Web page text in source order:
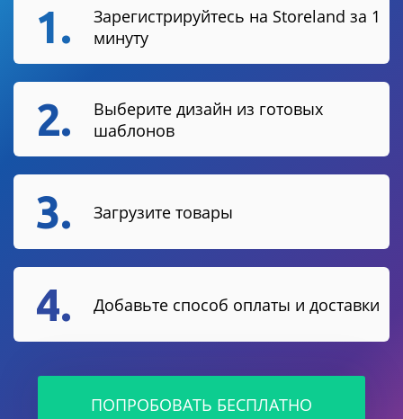
1.
Зарегистрируйтесь на Storeland за 1
минуту
2.
Выберите дизайн из готовых
шаблонов
3. Загрузите товары
4. Добавьте способ оплаты и доставки
ПОПРОБОВАТЬ БЕСПЛАТНО